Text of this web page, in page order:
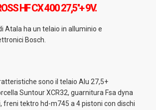
HF CX 400 27,5''+ 9V.
Atala ha un telaio in alluminio e
Bosch.
sono il telaio Alu 27,5+
Suntour XCR32, guarnitura Fsa dyna
freni tektro hd-m745 a 4 pistoni con dischi